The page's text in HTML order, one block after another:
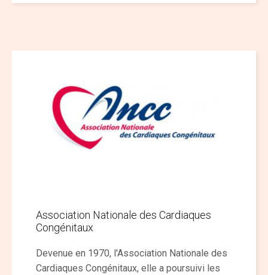
Association Nationale des Cardiaques
Congénitaux
Devenue en 1970, l'Association Nationale des
Cardiaques Congénitaux, elle a poursuivi les